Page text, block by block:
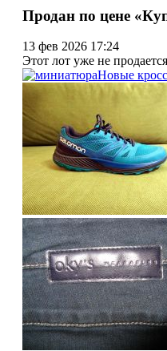
Продан по цене
13 фев 2026 17:24
Этот лот уже не
Новые